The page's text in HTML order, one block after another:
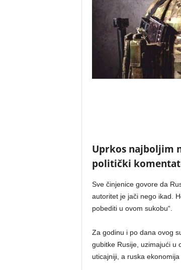
Uprkos najboljim
politički
Sve činjenice govore da
autoritet je jači nego ikad.
pobediti u ovom sukobu“.
Za godinu i po dana ovog
gubitke Rusije, uzimajući u
uticajniji, a ruska ekonomija